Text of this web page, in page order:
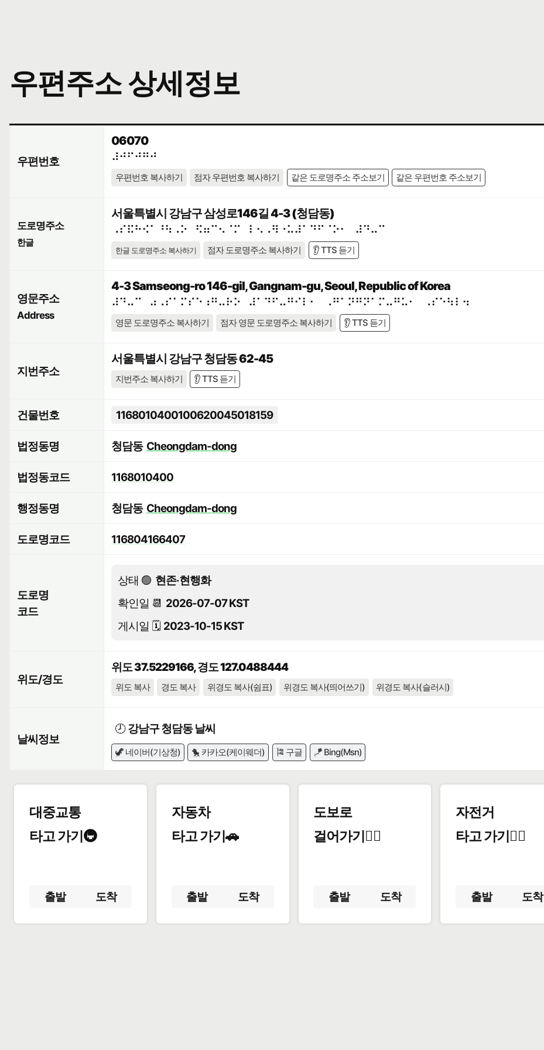
우편주소 상세정보
우편번호
06070
⠼⠚⠋⠚⠛⠚
우편번호 복사하기 점자 우편번호 복사하기 같은 도로명주소 주소보기 같은 우편번호 주소보기
도로명주소
한글
서울특별시 강남구 삼성로146길 4-3 (청담동)
⠠⠎⠯⠓⠪⠁⠘⠳⠠⠕⠀⠫⠶⠉⠢⠈⠍⠀⠇⠢⠠⠻⠐⠥⠼⠁⠙⠋⠈⠕⠂⠀⠼⠙⠤⠉
한글 도로명주소 복사하기 점자 도로명주소 복사하기 👂 TTS 듣기
영문주소
Address
4-3 Samseong-ro 146-gil, Gangnam-gu, Seoul, Republic of Korea
⠼⠙⠤⠉⠀⠴⠠⠎⠁⠍⠎⠑⠰⠛⠤⠗⠕⠀⠼⠁⠙⠋⠤⠛⠊⠇⠂⠀⠠⠛⠁⠝⠛⠝⠁⠍⠤⠛⠥⠂⠀⠠⠎⠑⠳⠇⠲
영문 도로명주소 복사하기 점자 영문 도로명주소 복사하기 👂 TTS 듣기
지번주소
서울특별시 강남구 청담동 62-45
지번주소 복사하기 👂 TTS 듣기
건물번호 1168010400100620045018159
법정동명 청담동 Cheongdam-dong
법정동코드 1168010400
행정동명 청담동 Cheongdam-dong
도로명코드 116804166407
도로명
코드
상태 🟢 현존·현행화
확인일 📆 2026-07-07 KST
게시일 🗓️ 2023-10-15 KST
위도/경도
위도 37.5229166, 경도 127.0488444
위도 복사 경도 복사 위경도 복사(쉼표) 위경도 복사(띄어쓰기) 위경도 복사(슬러시)
날씨정보
🕗강남구 청담동 날씨
🦖 네이버(기상청) 🐤 카카오(케이웨더) 🎏 구글 🪁 Bing(Msn)
대중교통
타고 가기🚇
출발 도착
자동차
타고 가기🚗
출발 도착
도보로
걸어가기🚶‍♂️
출발 도착
자전거
타고 가기🚴‍♀️
출발 도착